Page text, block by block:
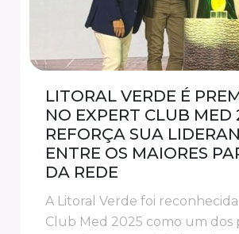
LITORAL VERDE É
NO EXPERT CLUB MED
REFORÇA SUA
ENTRE OS MAIORES
DA REDE
A Litoral Verde foi
Club Med 2025 como um dos